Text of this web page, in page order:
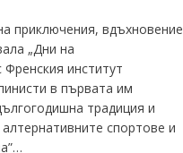
приключения, вдъхновение
„Дни на
институт
в първата им
традиция и
спортове и